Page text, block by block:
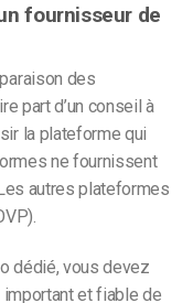
fournisseur de
des
part d’un conseil à
la plateforme qui
ne fournissent
autres plateformes
dédié, vous devez
important et fiable de